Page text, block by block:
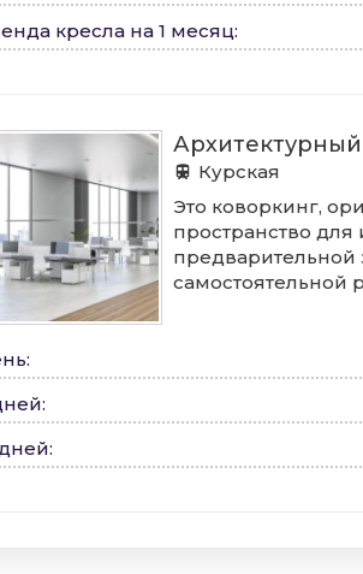
кресла на 1 месяц:
Курская
Это коворкинг,
пространство
предварительной
самостоятельной
:
:
: